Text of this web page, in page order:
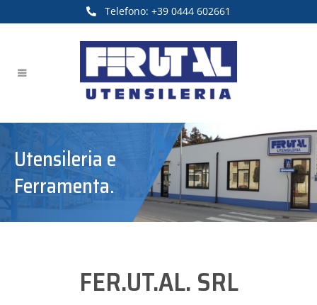
Telefono: +39 0444 602661
Utensileria e
Ferramenta.
FER.UT.AL. SRL